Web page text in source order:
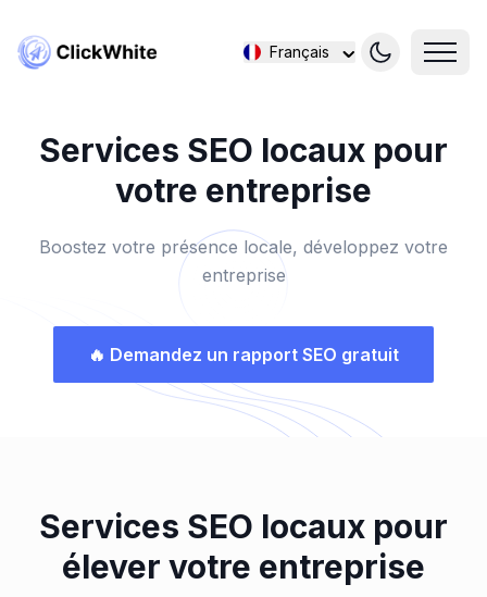
Français
Services SEO locaux pour
votre entreprise
Boostez votre présence locale, développez votre
entreprise
🔥 Demandez un rapport SEO gratuit
Services SEO locaux pour
élever votre entreprise